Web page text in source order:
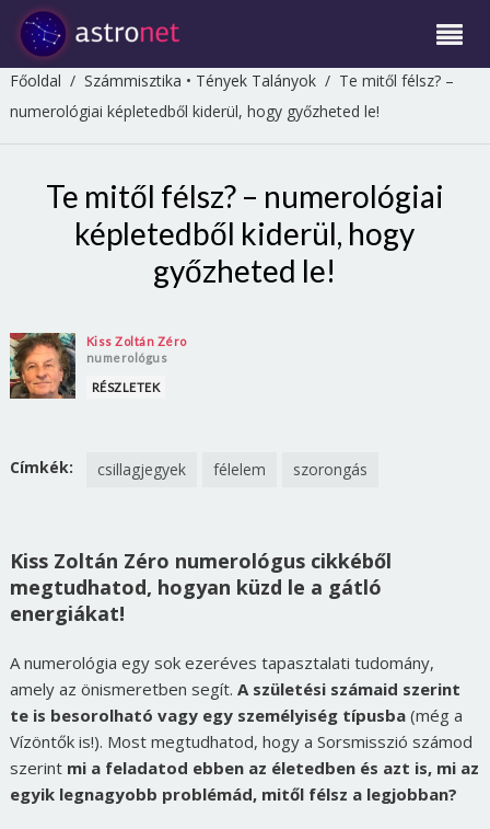
Főoldal / Számmisztika • Tények Talányok/ Te mitől félsz? –
numerológiai képletedből kiderül, hogy győzheted le!
Te mitől félsz? – numerológiai
képletedből kiderül, hogy
győzheted le!
Kiss Zoltán Zéro
numerológus
RÉSZLETEK
Címkék: csillagjegyek félelem szorongás
Kiss Zoltán Zéro numerológus cikkéből
megtudhatod, hogyan küzd le a gátló
energiákat!
A numerológia egy sok ezeréves tapasztalati tudomány,
amely az önismeretben segít. A születési számaid szerint
te is besorolható vagy egy személyiség típusba (még a
Vízöntők is!). Most megtudhatod, hogy a Sorsmisszió számod
szerintmi a feladatod ebben az életedben és azt is, mi az
egyik legnagyobb problémád, mitől félsz a legjobban?